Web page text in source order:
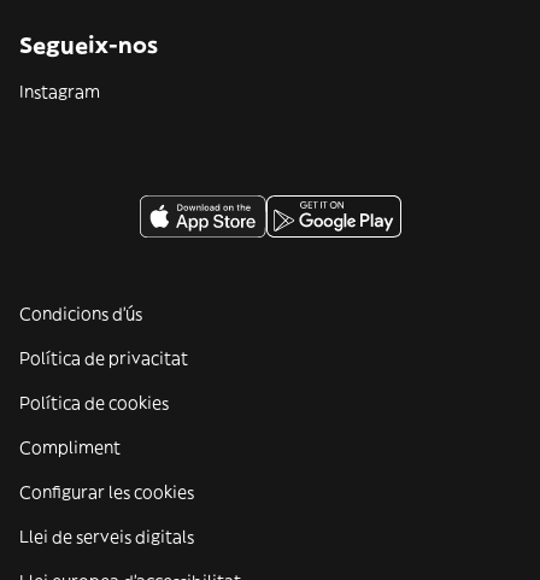
Segueix-nos
Instagram
Condicions d'ús
Política de privacitat
Política de cookies
Compliment
Configurar les cookies
Llei de serveis digitals